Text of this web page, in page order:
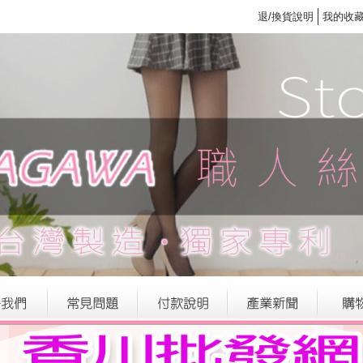
退/換貨說明 我的收